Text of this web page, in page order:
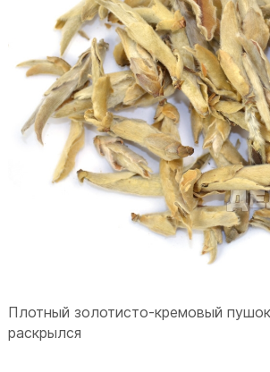
Плотный золотисто-кремовый
раскрылся